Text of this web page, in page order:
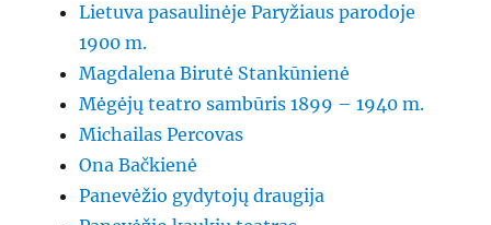
Lietuva pasaulinėje Paryžiaus parodoje
1900 m.
Magdalena Birutė Stankūnienė
Mėgėjų teatro sambūris 1899 – 1940 m.
Michailas Percovas
Ona Bačkienė
Panevėžio gydytojų draugija